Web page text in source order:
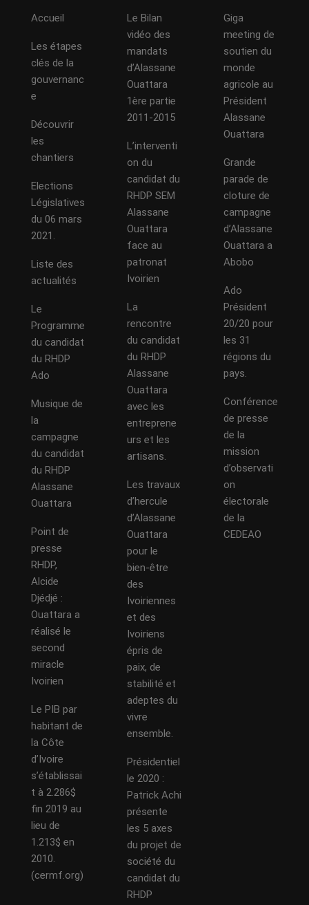
Accueil
Les étapes
clés de la
gouvernanc
e
Découvrir
les
chantiers
Elections
Législatives
du 06 mars
2021.
Liste des
actualités
Le
Programme
du candidat
du RHDP
Ado
Musique de
la
campagne
du candidat
du RHDP
Alassane
Ouattara
Point de
presse
RHDP,
Alcide
Djédjé :
Ouattara a
réalisé le
second
miracle
Ivoirien
Le PIB par
habitant de
la Côte
d’Ivoire
s’établissai
t à 2.286$
fin 2019 au
lieu de
1.213$ en
2010.
(cermf.org)
Le Bilan
vidéo des
mandats
d’Alassane
Ouattara
1ère partie
2011-2015
L’interventi
on du
candidat du
RHDP SEM
Alassane
Ouattara
face au
patronat
Ivoirien
La
rencontre
du candidat
du RHDP
Alassane
Ouattara
avec les
entreprene
urs et les
artisans.
Les travaux
d’hercule
d’Alassane
Ouattara
pour le
bien-être
des
Ivoiriennes
et des
Ivoiriens
épris de
paix, de
stabilité et
adeptes du
vivre
ensemble.
Présidentiel
le 2020 :
Patrick Achi
présente
les 5 axes
du projet de
société du
candidat du
RHDP
Giga
meeting de
soutien du
monde
agricole au
Président
Alassane
Ouattara
Grande
parade de
cloture de
campagne
d’Alassane
Ouattara a
Abobo
Ado
Président
20/20 pour
les 31
régions du
pays.
Conférence
de presse
de la
mission
d’observati
on
électorale
de la
CEDEAO